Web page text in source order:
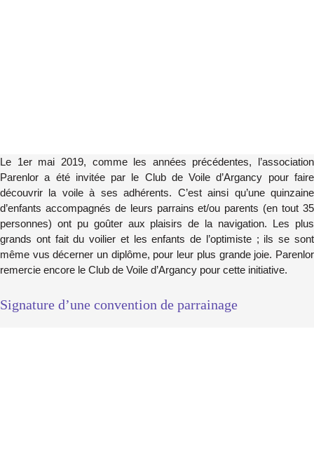
Le 1er mai 2019, comme les années précédentes, l’association
Parenlor a été invitée par le Club de Voile d’Argancy pour faire
découvrir la voile à ses adhérents. C’est ainsi qu’une quinzaine
d’enfants accompagnés de leurs parrains et/ou parents (en tout 35
personnes) ont pu goûter aux plaisirs de la navigation. Les plus
grands ont fait du voilier et les enfants de l’optimiste ; ils se sont
même vus décerner un diplôme, pour leur plus grande joie. Parenlor
remercie encore le Club de Voile d’Argancy pour cette initiative.
Signature d’une convention de parrainage